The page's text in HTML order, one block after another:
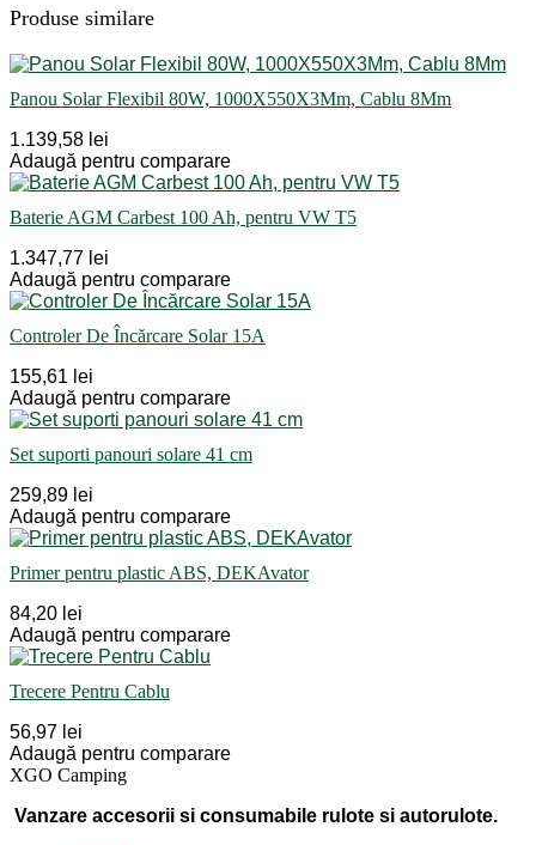
Produse similare
Panou Solar Flexibil 80W, 1000X550X3Mm, Cablu 8Mm
1.139,58 lei
Adaugă pentru comparare
Baterie AGM Carbest 100 Ah, pentru VW T5
1.347,77 lei
Adaugă pentru comparare
Controler De Încărcare Solar 15A
155,61 lei
Adaugă pentru comparare
Set suporti panouri solare 41 cm
259,89 lei
Adaugă pentru comparare
Primer pentru plastic ABS, DEKAvator
84,20 lei
Adaugă pentru comparare
Trecere Pentru Cablu
56,97 lei
Adaugă pentru comparare
XGO Camping
Vanzare accesorii si consumabile rulote si autorulote.